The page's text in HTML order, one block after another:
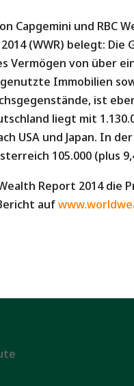
Capgemini und
(WWR) belegt: Die
Vermögen von über
Immobilien
ist
liegt mit
USA und Japan. In
105.000 (plus
Report 2014 die
auf